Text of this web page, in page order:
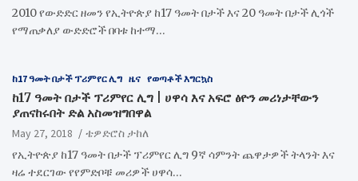
2010 የውድድር ዘመን የኢትዮጵያ ከ17 ዓመት በታች እና 20 ዓመት በታች ሊጎች
የማጠቃለያ ውድድሮች በባቱ ከተማ…
ከ17 ዓመት በታች ፕሪምየር ሊግ ዜና የወጣቶች እግርኳስ
ከ17 ዓመት በታች ፕሪምየር ሊግ | ሀዋሳ እና አፍሮ ፅዮን መሪነታቸውን
ያጠናከሩበት ድል አስመዝግበዋል
May 27, 2018
ቴዎድሮስ ታከለ
የኢትዮጵያ ከ17 ዓመት በታች ፕሪምየር ሊግ 9ኛ ሳምንት ጨዋታዎች ትላንት እና
ዛሬ ተደርገው የየምድቦቹ መሪዎች ሀዋሳ…